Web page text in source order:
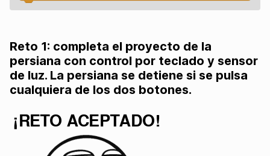
Reto 1: completa el proyecto de la
persiana con control por teclado y sensor
de luz. La persiana se detiene si se pulsa
cualquiera de los dos botones.